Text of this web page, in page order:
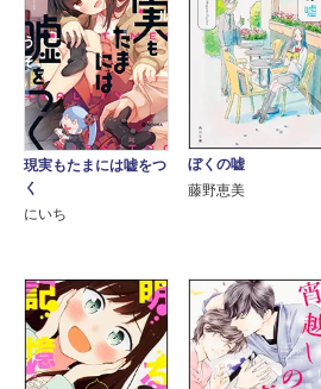
現実もたまには嘘をつ
く
にいち
ぼくの嘘
藤野恵美